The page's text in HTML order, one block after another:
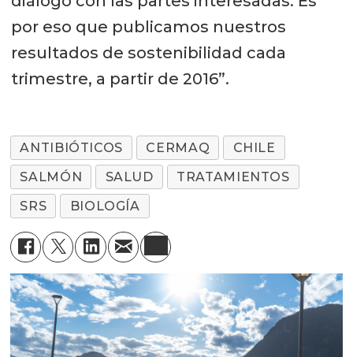
por eso que publicamos nuestros
resultados de sostenibilidad cada
trimestre, a partir de 2016”.
ANTIBIÓTICOS CERMAQ
CHILE
SALMÓN
SALUD
TRATAMIENTOS
SRS
BIOLOGÍA